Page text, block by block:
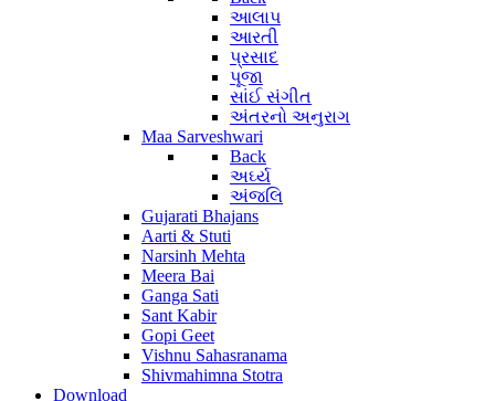
આલાપ
આરતી
પ્રસાદ
પૂજા
સાંઈ સંગીત
અંતરનો અનુરાગ
Maa Sarveshwari
Back
અર્ઘ્ય
અંજલિ
Gujarati Bhajans
Aarti & Stuti
Narsinh Mehta
Meera Bai
Ganga Sati
Sant Kabir
Gopi Geet
Vishnu Sahasranama
Shivmahimna Stotra
Download